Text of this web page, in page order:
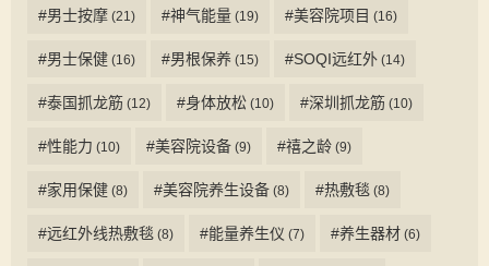
#男士按摩 (21) #神气能量 (19) #美容院项目 (16)
#男士保健 (16) #男根保养 (15) #SOQI远红外 (14)
#泰国抓龙筋 (12) #身体放松 (10) #深圳抓龙筋 (10)
#性能力 (10) #美容院设备 (9) #禧之龄 (9)
#家用保健 (8) #美容院养生设备 (8) #热敷毯 (8)
#远红外线热敷毯 (8) #能量养生仪 (7) #养生器材 (6)